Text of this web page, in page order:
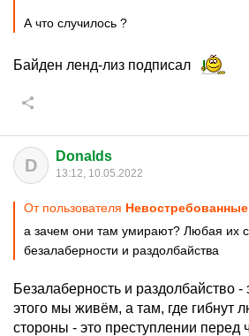
А что случилось ?
Байден ленд-лиз подписал
D Donalds
13:12, 10.05.2022
От пользователя
а зачем они там умирают? Любая их
безалаберности и раздолбайства
Безалаберность и раздолбайство -
этого мы живём, а там, где гибнут
стороны - это преступлении перед